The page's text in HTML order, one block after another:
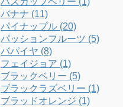
バナナ (11)
パイナップル (20)
パッションフルーツ (5)
パパイヤ (8)
フェイジョア (1)
ブラックベリー (5)
ブラックラズベリー (1)
ブラッドオレンジ (1)